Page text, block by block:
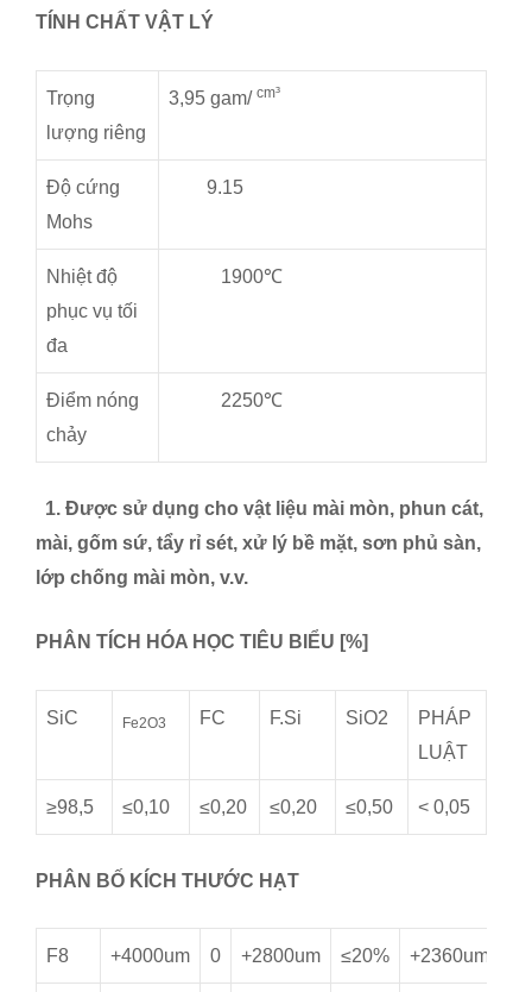
TÍNH CHẤT VẬT LÝ
Trọng
lượng riêng
3,95 gam/ cm³
Độ cứng
Mohs
9.15
Nhiệt độ
phục vụ tối
đa
1900℃
Điểm nóng
chảy
2250℃
1. Được sử dụng cho vật liệu mài mòn, phun cát,
mài, gốm sứ, tẩy rỉ sét, xử lý bề mặt, sơn phủ sàn,
lớp chống mài mòn, v.v.
PHÂN TÍCH HÓA HỌC TIÊU BIỂU [%]
SiC Fe2O3 FC F.Si SiO2
PHÁP
LUẬT
≥98,5 ≤0,10 ≤0,20 ≤0,20 ≤0,50 < 0,05
PHÂN BỐ KÍCH THƯỚC HẠT
F8 +4000um 0 +2800um ≤20% +2360um